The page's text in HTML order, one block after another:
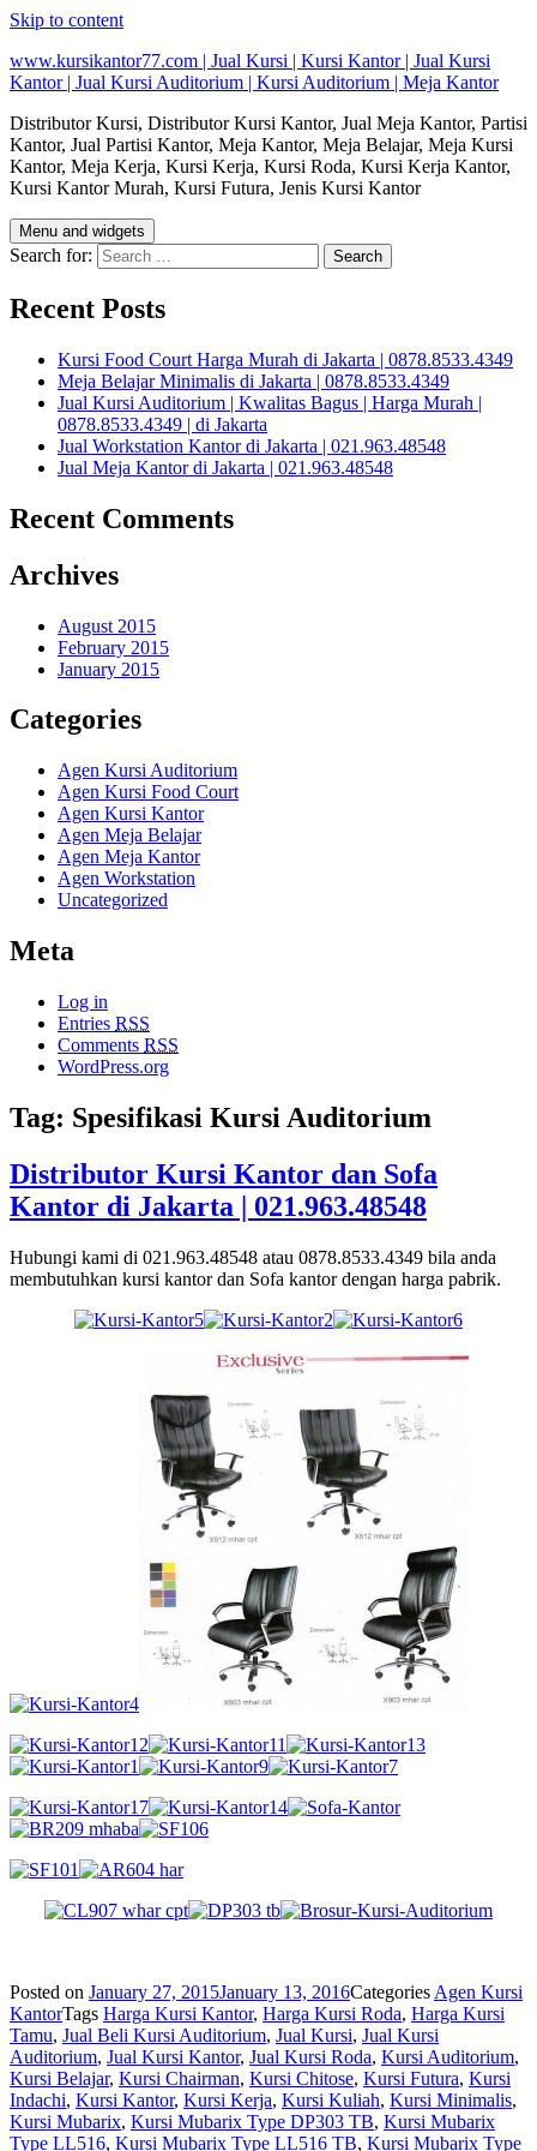
Skip to content
www.kursikantor77.com | Jual Kursi | Kursi Kantor | Jual Kursi
Kantor | Jual Kursi Auditorium | Kursi Auditorium | Meja Kantor
Distributor Kursi, Distributor Kursi Kantor, Jual Meja Kantor, Partisi
Kantor, Jual Partisi Kantor, Meja Kantor, Meja Belajar, Meja Kursi
Kantor, Meja Kerja, Kursi Kerja, Kursi Roda, Kursi Kerja Kantor,
Kursi Kantor Murah, Kursi Futura, Jenis Kursi Kantor
Menu and widgets
Search for:
Recent Posts
Kursi Food Court Harga Murah di Jakarta | 0878.8533.4349
Meja Belajar Minimalis di Jakarta | 0878.8533.4349
Jual Kursi Auditorium | Kwalitas Bagus | Harga Murah |
0878.8533.4349 | di Jakarta
Jual Workstation Kantor di Jakarta | 021.963.48548
Jual Meja Kantor di Jakarta | 021.963.48548
Recent Comments
Archives
August 2015
February 2015
January 2015
Categories
Agen Kursi Auditorium
Agen Kursi Food Court
Agen Kursi Kantor
Agen Meja Belajar
Agen Meja Kantor
Agen Workstation
Uncategorized
Meta
Log in
Entries RSS
Comments RSS
WordPress.org
Tag: Spesifikasi Kursi Auditorium
Distributor Kursi Kantor dan Sofa
Kantor di Jakarta | 021.963.48548
Hubungi kami di 021.963.48548 atau 0878.8533.4349 bila anda
membutuhkan kursi kantor dan Sofa kantor dengan harga pabrik.
Posted on January 27, 2015January 13, 2016Categories Agen Kursi
KantorTags Harga Kursi Kantor, Harga Kursi Roda, Harga Kursi
Tamu, Jual Beli Kursi Auditorium, Jual Kursi, Jual Kursi
Auditorium, Jual Kursi Kantor, Jual Kursi Roda, Kursi Auditorium,
Kursi Belajar, Kursi Chairman, Kursi Chitose, Kursi Futura, Kursi
Indachi, Kursi Kantor, Kursi Kerja, Kursi Kuliah, Kursi Minimalis,
Kursi Mubarix, Kursi Mubarix Type DP303 TB, Kursi Mubarix
Type LL516, Kursi Mubarix Type LL516 TB, Kursi Mubarix Type